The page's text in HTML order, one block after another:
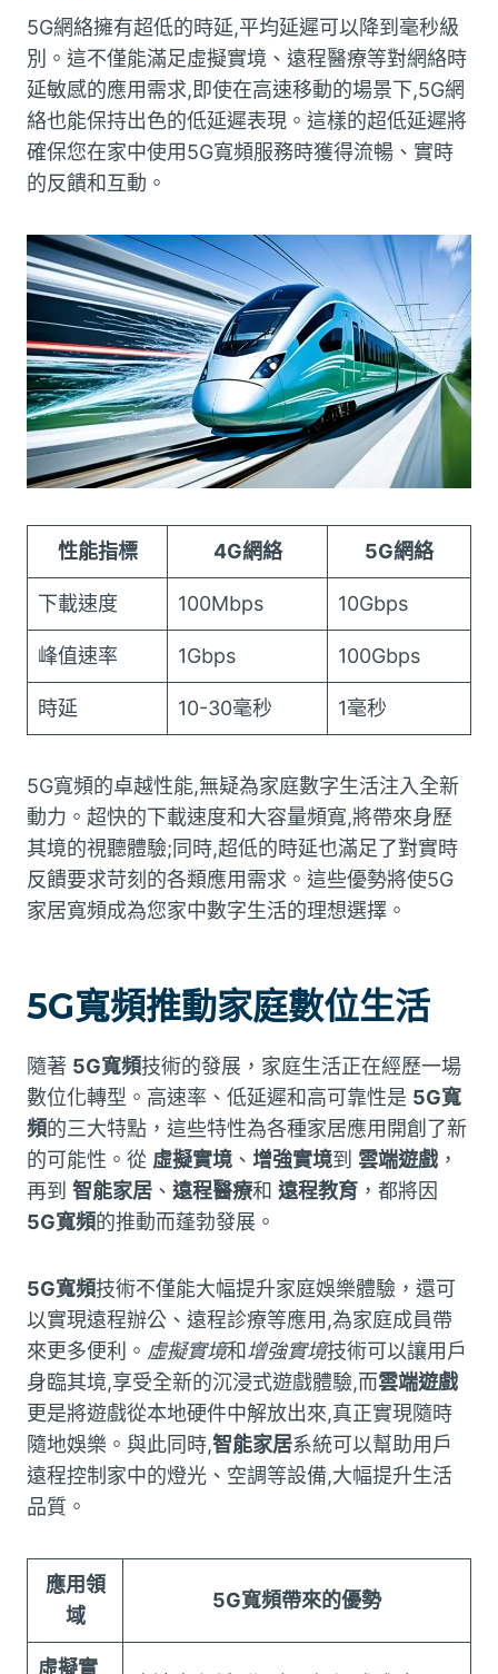
5G網絡擁有超低的時延,平均延遲可以降到毫秒級
別。這不僅能滿足虛擬實境、遠程醫療等對網絡時
延敏感的應用需求,即使在高速移動的場景下,5G網
絡也能保持出色的低延遲表現。這樣的超低延遲將
確保您在家中使用5G寬頻服務時獲得流暢、實時
的反饋和互動。
性能指標 4G網絡 5G網絡
下載速度 100Mbps 10Gbps
峰值速率 1Gbps 100Gbps
時延 10-30毫秒 1毫秒
5G寬頻的卓越性能,無疑為家庭數字生活注入全新
動力。超快的下載速度和大容量頻寬,將帶來身歷
其境的視聽體驗;同時,超低的時延也滿足了對實時
反饋要求苛刻的各類應用需求。這些優勢將使5G
家居寬頻成為您家中數字生活的理想選擇。
5G寬頻推動家庭數位生活
隨著 5G寬頻技術的發展，家庭生活正在經歷一場
數位化轉型。高速率、低延遲和高可靠性是 5G寬
頻的三大特點，這些特性為各種家居應用開創了新
的可能性。從 虛擬實境 、 增強實境到 雲端遊戲 ，
再到 智能家居 、 遠程醫療和 遠程教育 ，都將因
5G寬頻的推動而蓬勃發展。
5G寬頻技術不僅能大幅提升家庭娛樂體驗，還可
以實現遠程辦公、遠程診療等應用,為家庭成員帶
來更多便利。 虛擬實境和增強實境技術可以讓用戶
身臨其境,享受全新的沉浸式遊戲體驗,而雲端遊戲
更是將遊戲從本地硬件中解放出來,真正實現隨時
隨地娛樂。與此同時,智能家居系統可以幫助用戶
遠程控制家中的燈光、空調等設備,大幅提升生活
品質。
應用領
域
5G寬頻帶來的優勢
虛擬實